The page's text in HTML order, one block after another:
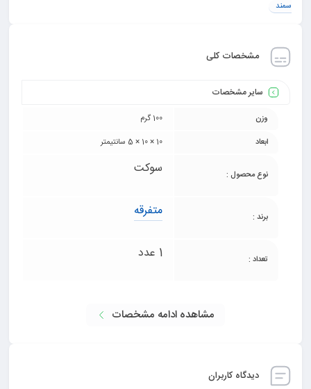
سمند
مشخصات کلی
سایر مشخصات
وزن
100 گرم
ابعاد
10 × 10 × 5 سانتیمتر
نوع محصول : سوکت
برند : متفرقه
تعداد : 1 عدد
مشاهده ادامه مشخصات
دیدگاه کاربران